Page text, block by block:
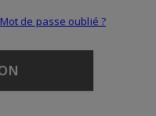
Mot de passe oublié ?